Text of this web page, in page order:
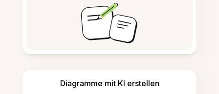
Diagramme mit KI erstellen